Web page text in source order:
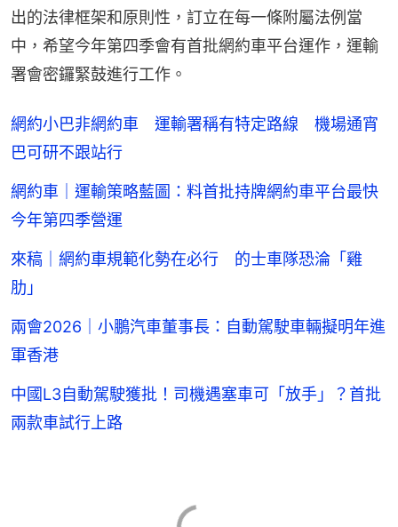
出的法律框架和原則性，訂立在每一條附屬法例當
中，希望今年第四季會有首批網約車平台運作，運輸
署會密鑼緊鼓進行工作。
網約小巴非網約車 運輸署稱有特定路線 機場通宵
巴可研不跟站行
網約車｜運輸策略藍圖：料首批持牌網約車平台最快
今年第四季營運
來稿｜網約車規範化勢在必行 的士車隊恐淪「雞
肋」
兩會2026｜小鵬汽車董事長：自動駕駛車輛擬明年進
軍香港
中國L3自動駕駛獲批！司機遇塞車可「放手」？首批
兩款車試行上路